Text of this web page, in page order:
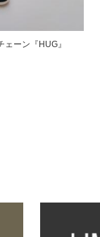
ェーン『HUG』